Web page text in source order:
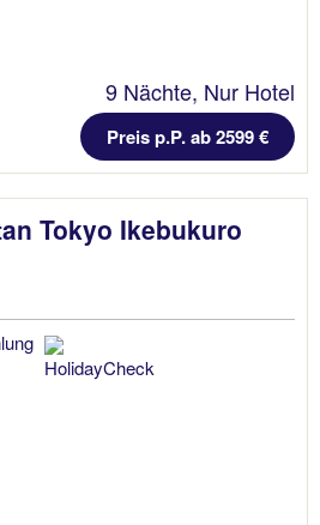
9 Nächte, Nur Hotel
Preis p.P. ab 2599 €
Tokyo Ikebukuro